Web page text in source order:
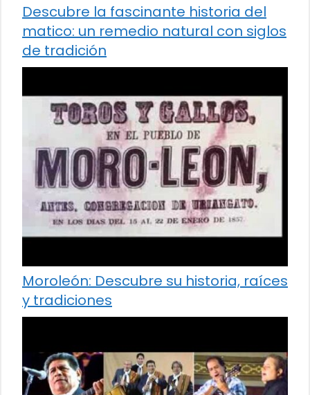
Descubre la fascinante historia del
matico: un remedio natural con siglos
de tradición
Moroleón: Descubre su historia, raíces
y tradiciones